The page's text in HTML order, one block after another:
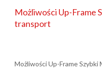
Możliwości Up-Frame
transport
Możliwości Up-Frame